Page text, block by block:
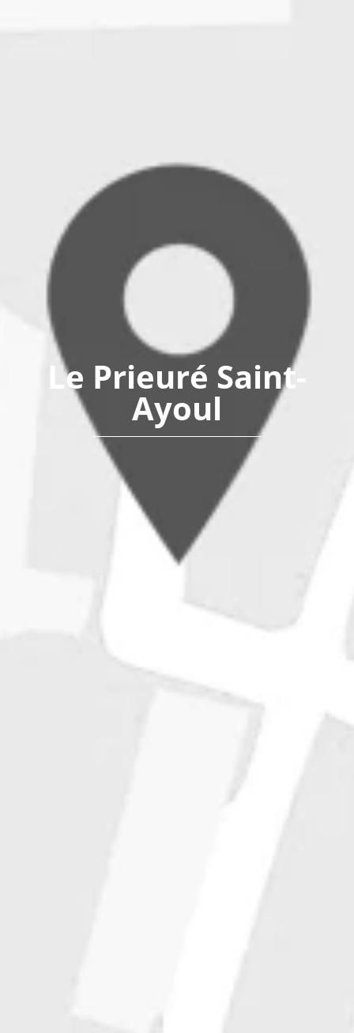
Le Prieuré Saint-
Ayoul